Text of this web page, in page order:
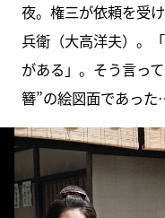
夜。権三が依頼を受
兵衛（大高洋夫）。
がある」。そう言っ
簪”の絵図面であった